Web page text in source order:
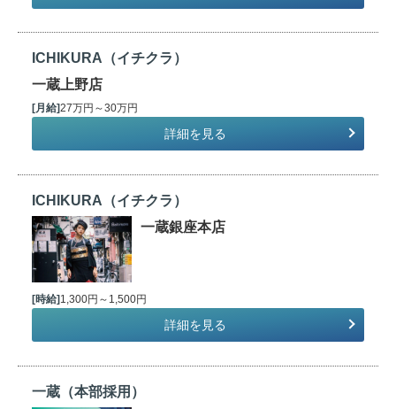
ICHIKURA（イチクラ）
一蔵上野店
[月給]27万円～30万円
詳細を見る
ICHIKURA（イチクラ）
一蔵銀座本店
[時給] 1,300円～1,500円
詳細を見る
一蔵（本部採用）